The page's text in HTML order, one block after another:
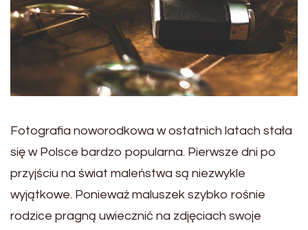
Fotografia noworodkowa w ostatnich latach stała
się w Polsce bardzo popularna. Pierwsze dni po
przyjściu na świat maleństwa są niezwykle
wyjątkowe. Ponieważ maluszek szybko rośnie
rodzice pragną uwiecznić na zdjęciach swoje